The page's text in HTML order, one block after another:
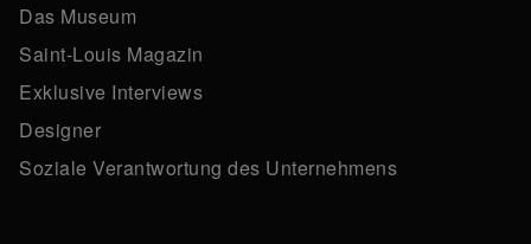
Das Museum
Saint-Louis Magazin
Exklusive Interviews
Designer
Soziale Verantwortung des Unternehmens